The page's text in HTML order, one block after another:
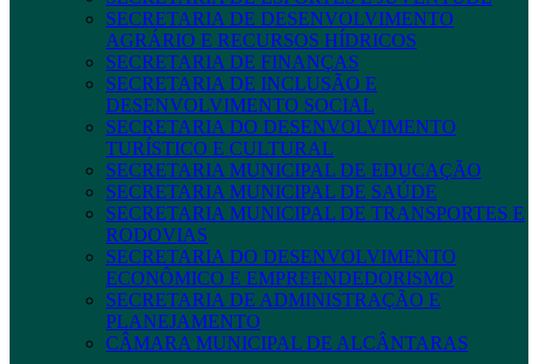
SECRETARIA DE DESENVOLVIMENTO
AGRÁRIO E RECURSOS HÍDRICOS
SECRETARIA DE FINANÇAS
SECRETARIA DE INCLUSÃO E
DESENVOLVIMENTO SOCIAL
SECRETARIA DO DESENVOLVIMENTO
TURÍSTICO E CULTURAL
SECRETARIA MUNICIPAL DE EDUCAÇÃO
SECRETARIA MUNICIPAL DE SAÚDE
SECRETARIA MUNICIPAL DE TRANSPORTES E
RODOVIAS
SECRETARIA DO DESENVOLVIMENTO
ECONÔMICO E EMPREENDEDORISMO
SECRETARIA DE ADMINISTRAÇÃO E
PLANEJAMENTO
CÂMARA MUNICIPAL DE ALCÂNTARAS